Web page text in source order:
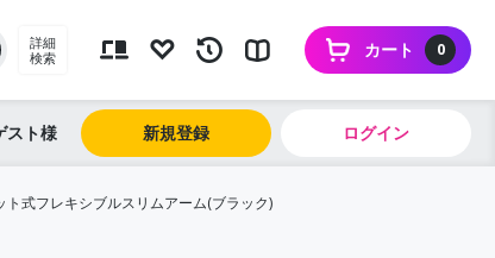
詳細
検索
0
カート
スト 新規登録 ログイン
ト式フレキシブルスリムアーム(ブラック)